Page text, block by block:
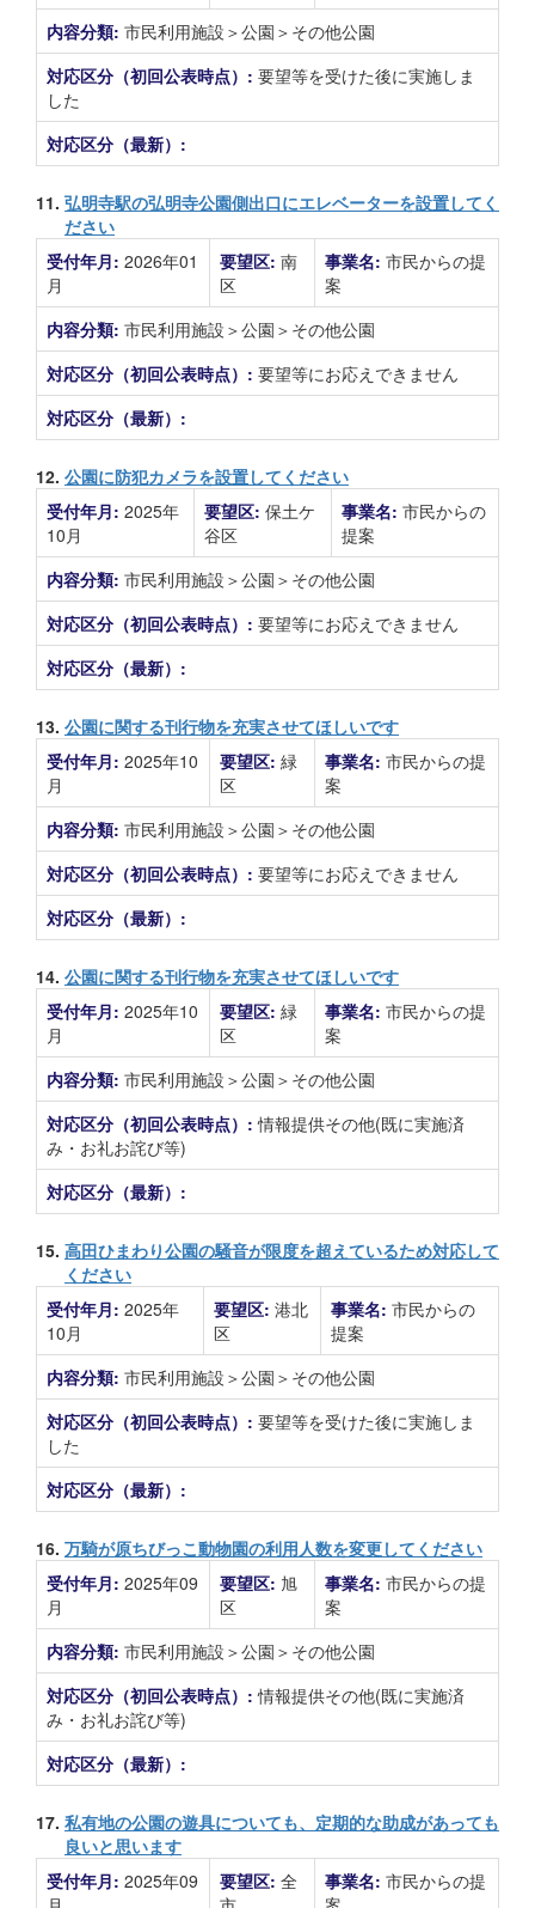
内容分類: 市民利用施設＞公園＞その他公園
対応区分（初回公表時点）: 要望等を受けた後に実施しま
した
対応区分（最新）:
11. 弘明寺駅の弘明寺公園側出口にエレベーターを設置してく
ださい
受付年月: 2026年01
月
要望区: 南
区
事業名: 市民からの提
案
内容分類: 市民利用施設＞公園＞その他公園
対応区分（初回公表時点）: 要望等にお応えできません
対応区分（最新）:
12. 公園に防犯カメラを設置してください
受付年月: 2025年
10月
要望区: 保土ケ
谷区
事業名: 市民からの
提案
内容分類: 市民利用施設＞公園＞その他公園
対応区分（初回公表時点）: 要望等にお応えできません
対応区分（最新）:
13. 公園に関する刊行物を充実させてほしいです
受付年月: 2025年10
月
要望区: 緑
区
事業名: 市民からの提
案
内容分類: 市民利用施設＞公園＞その他公園
対応区分（初回公表時点）: 要望等にお応えできません
対応区分（最新）:
14. 公園に関する刊行物を充実させてほしいです
受付年月: 2025年10
月
要望区: 緑
区
事業名: 市民からの提
案
内容分類: 市民利用施設＞公園＞その他公園
対応区分（初回公表時点）:情報提供その他(既に実施済
み・お礼お詫び等)
対応区分（最新）:
15. 高田ひまわり公園の騒音が限度を超えているため対応して
ください
受付年月: 2025年
10月
要望区: 港北
区
事業名: 市民からの
提案
内容分類: 市民利用施設＞公園＞その他公園
対応区分（初回公表時点）: 要望等を受けた後に実施しま
した
対応区分（最新）:
16. 万騎が原ちびっこ動物園の利用人数を変更してください
受付年月: 2025年09
月
要望区: 旭
区
事業名: 市民からの提
案
内容分類: 市民利用施設＞公園＞その他公園
対応区分（初回公表時点）:情報提供その他(既に実施済
み・お礼お詫び等)
対応区分（最新）:
17. 私有地の公園の遊具についても、定期的な助成があっても
良いと思います
受付年月: 2025年09
要望区: 全
事業名: 市民からの提